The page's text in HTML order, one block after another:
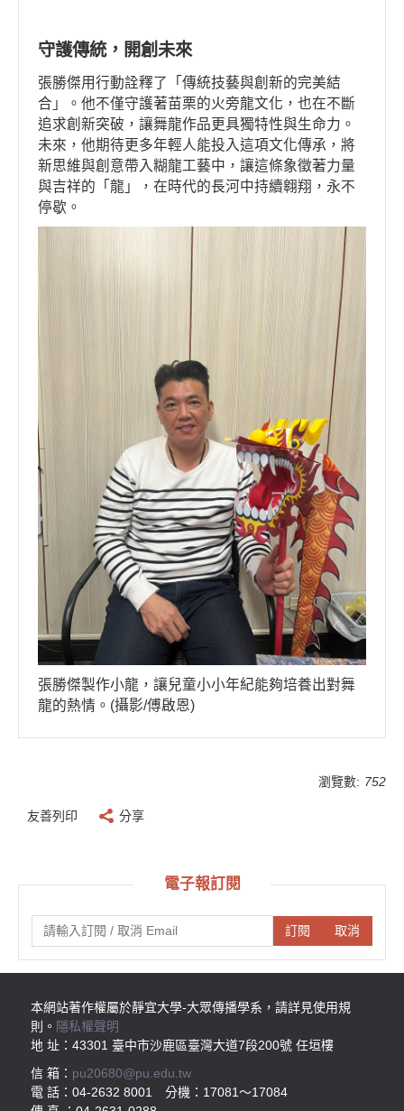
守護傳統，開創未來
張勝傑用行動詮釋了「傳統技藝與創新的完美結
合」。他不僅守護著苗栗的火旁龍文化，也在不斷
追求創新突破，讓舞龍作品更具獨特性與生命力。
未來，他期待更多年輕人能投入這項文化傳承，將
新思維與創意帶入糊龍工藝中，讓這條象徵著力量
與吉祥的「龍」，在時代的長河中持續翱翔，永不
停歇。
張勝傑製作小龍，讓兒童小小年紀能夠培養出對舞
龍的熱情。(攝影/傅啟恩)
瀏覽數: 752
友善列印 分享
電子報訂閱
訂閱 取消
本網站著作權屬於靜宜大學-大眾傳播學系，請詳見使用規
則。 隱私權聲明
地 址：43301 臺中市沙鹿區臺灣大道7段200號 任垣樓
信 箱： pu20680@pu.edu.tw
電 話：04-2632 8001 分機：17081～17084